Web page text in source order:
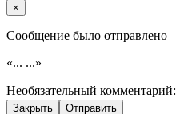
×
Cообщение было отправлено
«... ...»
Необязательный комментарий:
Закрыть Отправить